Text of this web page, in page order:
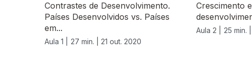
Contrastes de Desenvolvimento.
Países Desenvolvidos vs. Países
em...
Aula 1 | 27 min. | 21 out. 2020
Crescimento
Aula 2 | 25 min. |